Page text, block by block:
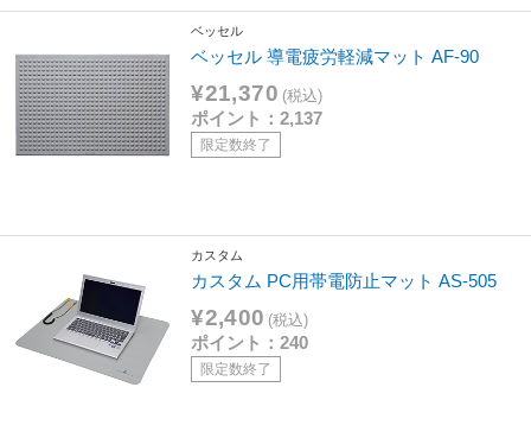
ベッセル
ベッセル 導電疲労軽減マット AF-90
¥21,370 (税込)
ポイント：2,137
限定数終了
カスタム
カスタム PC用帯電防止マット AS-505
¥2,400 (税込)
ポイント：240
限定数終了